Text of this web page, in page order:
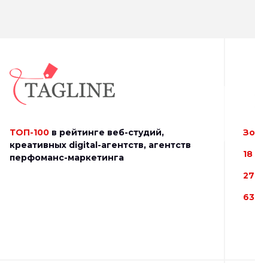
ТОП-100в рейтинге веб-студий,
креативных digital-агентств, агентств
перфоманс-маркетинга